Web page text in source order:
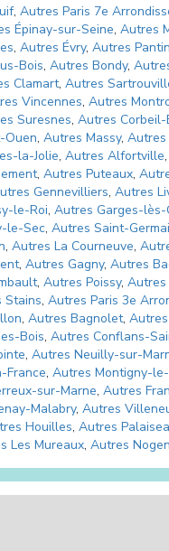
, Autres Paris 7e
Épinay-sur-Seine, Autres
, Autres Évry, Autres Pantin
Bois, Autres Bondy,
Clamart, Autres
Vincennes, Autres
Suresnes, Autres Corbeil-
Ouen, Autres Massy, Autres
la-Jolie, Autres Alfortville,
, Autres Puteaux,
Gennevilliers, Autres
le-Roi, Autres Garges-lès-
le-Sec, Autres Saint-
, Autres La Courneuve,
, Autres Gagny, Autres
, Autres Poissy, Autres
Stains, Autres Paris 3e
, Autres Bagnolet, Autres
Bois, Autres Conflans-
, Autres Neuilly-sur-
France, Autres Montigny-
sur-Marne, Autres
Malabry, Autres
Houilles, Autres
Les Mureaux, Autres